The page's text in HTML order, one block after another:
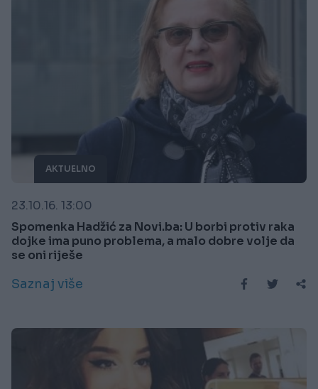
AKTUELNO
23.10.16. 13:00
Spomenka Hadžić za Novi.ba: U borbi protiv raka
dojke ima puno problema, a malo dobre volje da
se oni riješe
Saznaj više